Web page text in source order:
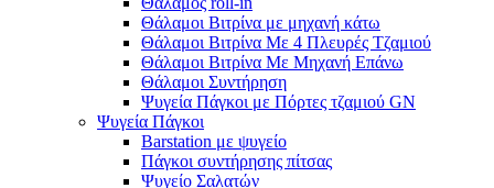
Θάλαμοι Βιτρίνα με μηχανή κάτω
Θάλαμοι Βιτρίνα Με 4 Πλευρές Τζαμιού
Θάλαμοι Βιτρίνα Με Μηχανή Επάνω
Θάλαμοι Συντήρηση
Ψυγεία Πάγκοι με Πόρτες τζαμιού GN
Ψυγεία Πάγκοι
Barstation με ψυγείο
Πάγκοι συντήρησης πίτσας
Ψυγείο Σαλατών